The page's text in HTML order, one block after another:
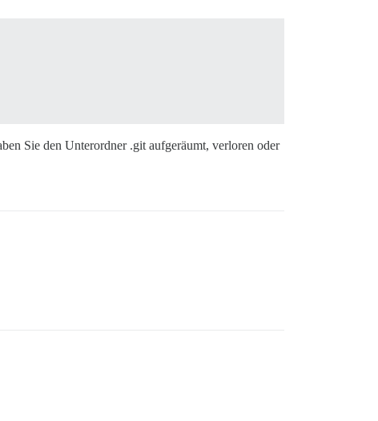
Sie den Unterordner .git aufgeräumt, verloren oder